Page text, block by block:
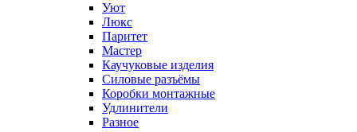
Уют
Люкс
Паритет
Мастер
Каучуковые изделия
Силовые разъёмы
Коробки монтажные
Удлинители
Разное